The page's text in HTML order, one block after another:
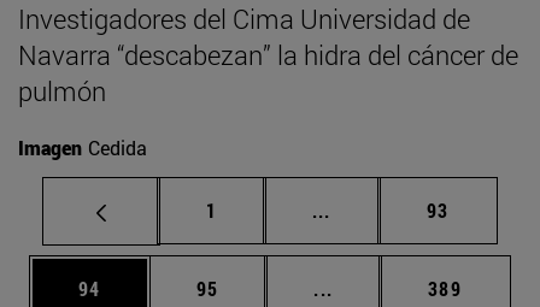
Investigadores del Cima Universidad de
Navarra “descabezan” la hidra del cáncer de
pulmón
Imagen Cedida
Página
1 ... Páginas intermedias
Página
93
Página
94 Página
95 ... Páginas intermedias
Página
389